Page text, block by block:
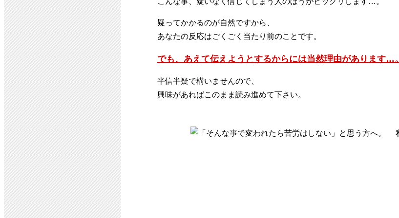
疑ってかかるのが自然ですから、
あなたの反応はごくごく当たり前のことです。
でも、あえて伝えようとするからには当然理由があります…。
半信半疑で構いませんので、
興味があればこのまま読み進めて下さい。